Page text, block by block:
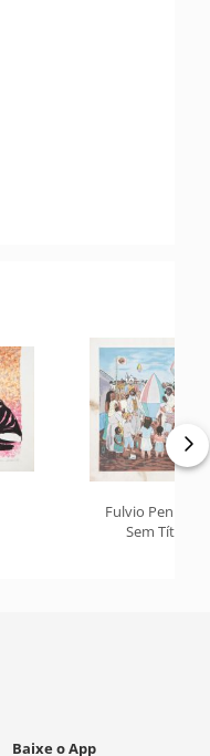
Fulvio
Sem Título
Baixe o App